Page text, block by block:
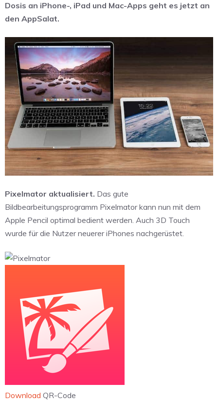
Dosis an iPhone-, iPad und Mac-Apps geht es jetzt an
den AppSalat.
Pixelmator aktualisiert. Das gute
Bildbearbeitungsprogramm Pixelmator kann nun mit dem
Apple Pencil optimal bedient werden. Auch 3D Touch
wurde für die Nutzer neuerer iPhones nachgerüstet.
Download QR-Code